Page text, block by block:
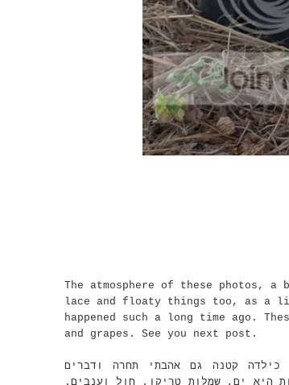
The atmosphere of these photos,
lace and floaty things too, as a
happened such a long time ago.
and grapes. See you next post.
קטנה גם אהבתי תחרה ודברים
היא ים, שמלות טריקו, חול וענבים.